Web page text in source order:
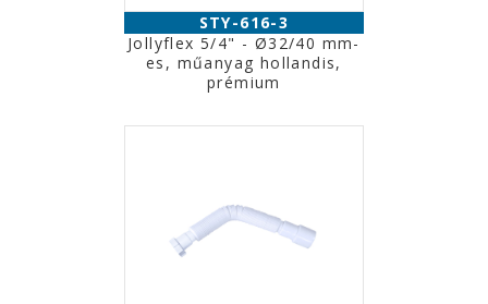
STY-616-3
Jollyflex 5/4" - Ø32/40 mm-
es, műanyag hollandis,
prémium